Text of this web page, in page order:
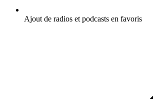
Ajout de radios et podcasts en favoris